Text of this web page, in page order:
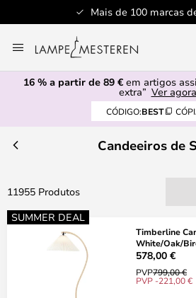
Serviço de
para
o
Conteúdo
16 % a partir de 89 € em artigos
extra” Ver agora
CÓDIGO:BEST
Candeeiros de
11955 Produtos
SUMMER DEAL
Timberline
White/Oak/
578,00 €
PVP799,00 €
PVP -221,00 €